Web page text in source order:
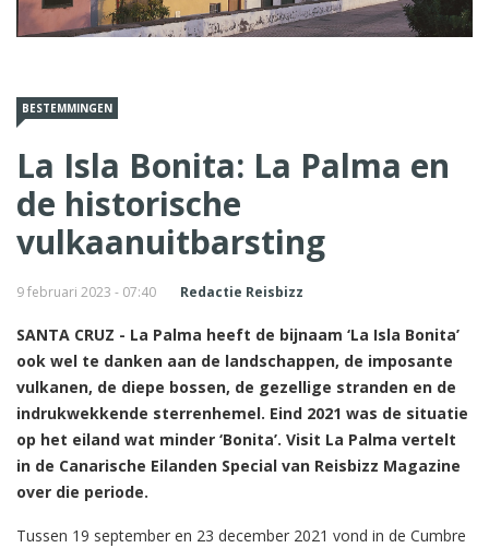
BESTEMMINGEN
La Isla Bonita: La Palma en
de historische
vulkaanuitbarsting
9 februari 2023 - 07:40 Redactie Reisbizz
SANTA CRUZ - La Palma heeft de bijnaam ‘La Isla Bonita’
ook wel te danken aan de landschappen, de imposante
vulkanen, de diepe bossen, de gezellige stranden en de
indrukwekkende sterrenhemel. Eind 2021 was de situatie
op het eiland wat minder ‘Bonita’. Visit La Palma vertelt
in de Canarische Eilanden Special van Reisbizz Magazine
over die periode.
Tussen 19 september en 23 december 2021 vond in de Cumbre